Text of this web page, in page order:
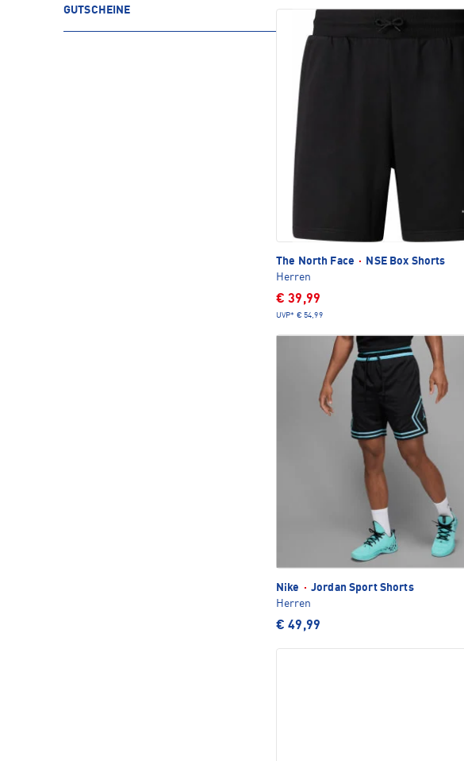
GUTSCHEINE
The North Face ·
NSE Box Shorts
Herren
€ 39,99
UVP* € 54,99
Nike · Jordan Sport Shorts
Herren
€ 49,99